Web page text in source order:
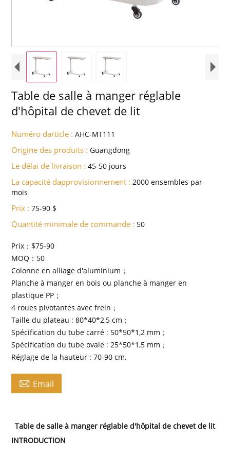
Table de salle à manger réglable
d'hôpital de chevet de lit
Numéro darticle : AHC-MT111
Origine des produits : Guangdong
Le délai de livraison : 45-50 jours
La capacité dapprovisionnement : 2000 ensembles par
mois
Prix : 75-90 $
Quantité minimale de commande : 50
Prix：$75-90
MOQ：50
Colonne en alliage d'aluminium；
Planche à manger en bois ou planche à manger en
plastique PP；
4 roues pivotantes avec frein；
Taille du plateau : 80*40*2,5 cm；
Spécification du tube carré : 50*50*1,2 mm；
Spécification du tube ovale : 25*50*1,5 mm；
Réglage de la hauteur : 70-90 cm.
 Email
Table de salle à manger réglable d'hôpital de chevet de lit
INTRODUCTION